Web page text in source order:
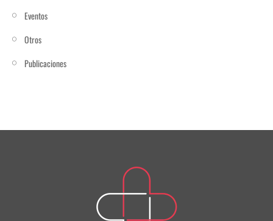
Eventos
Otros
Publicaciones